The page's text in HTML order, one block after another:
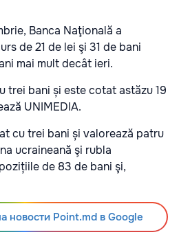
Banca Naţională a
de 21 de lei şi 31 de bani
mai mult decât ieri.
trei bani și este cotat astăzu 19
UNIMEDIA.
cu trei bani și valorează patru
ucraineană şi rubla
de 83 de bani şi,
новости Point.md в Google